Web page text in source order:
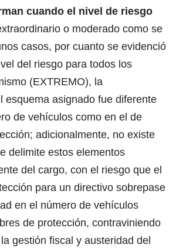
cuando el nivel de riesgo
o moderado como se
casos, por cuanto se evidenció
del riesgo para todos los
(EXTREMO), la
esquema asignado fue diferente
de vehículos como en el de
adicionalmente, no existe
delimite estos elementos
del cargo, con el riesgo que el
para un directivo sobrepase
en el número de vehículos
de protección, contraviniendo
gestión fiscal y austeridad del